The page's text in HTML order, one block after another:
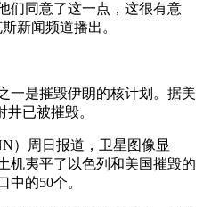
们同意了这一点，这很有意
新闻频道播出。
一是摧毁伊朗的核计划。据美
已被摧毁。
）周日报道，卫星图像显
机夷平了以色列和美国摧毁的
中的50个。